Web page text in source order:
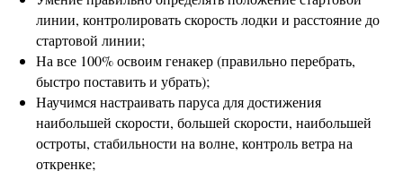
линии, контролировать скорость лодки и расстояние до
стартовой линии;
На все 100% освоим генакер (правильно перебрать,
быстро поставить и убрать);
Научимся настраивать паруса для достижения
наибольшей скорости, большей скорости, наибольшей
остроты, стабильности на волне, контроль ветра на
откренке;